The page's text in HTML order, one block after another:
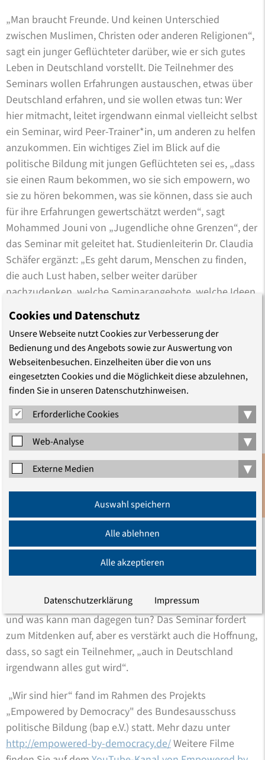
„Man braucht Freunde. Und keinen Unterschied
zwischen Muslimen, Christen oder anderen Religionen“,
sagt ein junger Geflüchteter darüber, wie er sich gutes
Leben in Deutschland vorstellt. Die Teilnehmer des
Seminars wollen Erfahrungen austauschen, etwas über
Deutschland erfahren, und sie wollen etwas tun: Wer
hier mitmacht, leitet irgendwann einmal vielleicht selbst
ein Seminar, wird Peer-Trainer*in, um anderen zu helfen
anzukommen. Ein wichtiges Ziel im Blick auf die
politische Bildung mit jungen Geflüchteten sei es, „dass
sie einen Raum bekommen, wo sie sich empowern, wo
sie zu hören bekommen, was sie können, dass sie auch
für ihre Erfahrungen gewertschätzt werden“, sagt
Mohammed Jouni von „Jugendliche ohne Grenzen“, der
das Seminar mit geleitet hat. Studienleiterin Dr. Claudia
Schäfer ergänzt: „Es geht darum, Menschen zu finden,
die auch Lust haben, selber weiter darüber
nachzudenken, welche Seminarangebote, welche Ideen,
welche Aktivitäten für andere Geflüchtete hier in
Deutschland interessant sein könnten.“
In diesem ersten Schritt sei es ihr in allererster Linie
darum gegangen, zuzuhören und zu verstehen, was
junge Menschen mit Fluchterfahrung bewegt und
die Studienleiterin nach der Veranstaltung. „Dafür haben
wir viele verschiedene inhaltliche und methodische
Impulse aus der historisch-politischen Bildung, der
Antidiskriminierungsarbeit, der Körperarbeit und vieles
mehr gesetzt. Das Interesse und die eigenen
weiterführenden Ideen für die Arbeit im Projekt haben
unsere Erwartungen weit übertroffen.“
„Wir sind hier“ ist ein Anfang mit Singen, Rollenspielen
und vielen Diskussionen. Was sind Kategorien von
Diskriminierung? Ist die verstärkte Polizeikontrolle
Sicherheitsmaßnahme? Wie entsteht Diskriminierung
und was kann man dagegen tun? Das Seminar fordert
zum Mitdenken auf, aber es verstärkt auch die Hoffnung,
dass, so sagt ein Teilnehmer, „auch in Deutschland
irgendwann alles gut wird“.
„Wir sind hier“ fand im Rahmen des Projekts
„Empowered by Democracy" des Bundesausschuss
politische Bildung (bap e.V.) statt. Mehr dazu unter
http://empowered-by-democracy.de/Weitere Filme
Anmeldung
Cookies und Datenschutz
Unsere Webseite nutzt Cookies zur Verbesserung der
Bedienung und des Angebots sowie zur Auswertung von
Webseitenbesuchen. Einzelheiten über die von uns
eingesetzten Cookies und die Möglichkeit diese abzulehnen,
finden Sie in unseren Datenschutzhinweisen.
Erforderliche Cookies
▾
Web-Analyse ▾
Externe Medien ▾
Auswahl speichern
Alle ablehnen
Alle akzeptieren
Datenschutzerklärung Impressum